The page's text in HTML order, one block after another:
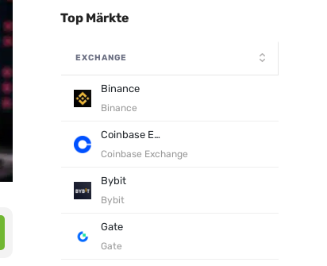
Top Märkte
EXCHANGE
Binance
Binance
Coinbase Exchange
Coinbase Exchange
Bybit
Bybit
Gate
Gate